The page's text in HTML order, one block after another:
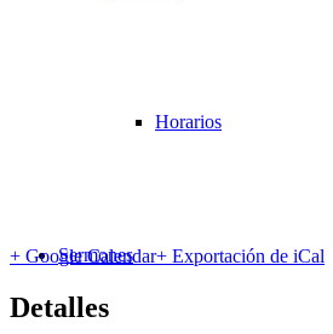
Horarios
Sermones
+ Google Calendar+ Exportación de iCal
Detalles